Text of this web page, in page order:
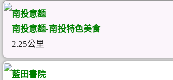
南投意麵
南投意麵-南投特色美食
2.25公里
藍田書院